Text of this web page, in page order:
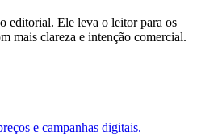
editorial. Ele leva o leitor para os
mais clareza e intenção comercial.
e campanhas digitais.